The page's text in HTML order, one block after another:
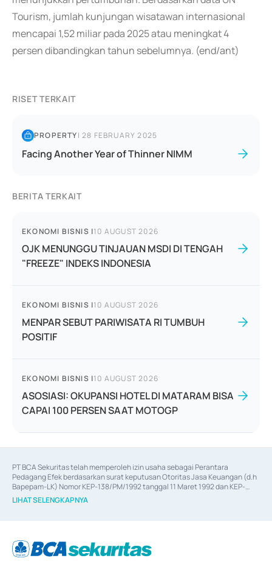
Tourism, jumlah kunjungan wisatawan internasional
mencapai 1,52 miliar pada 2025 atau meningkat 4
persen dibandingkan tahun sebelumnya. (end/ant)
RISET TERKAIT
PROPERTY|28 FEBRUARY 2025
Facing Another Year of Thinner NIMM
BERITA TERKAIT
EKONOMI BISNIS |10 AUGUST 2026
OJK MENUNGGU TINJAUAN MSDI DI TENGAH
"FREEZE" INDEKS INDONESIA
EKONOMI BISNIS |10 AUGUST 2026
MENPAR SEBUT PARIWISATA RI TUMBUH
POSITIF
EKONOMI BISNIS |10 AUGUST 2026
ASOSIASI: OKUPANSI HOTEL DI MATARAM BISA
CAPAI 100 PERSEN SAAT MOTOGP
PT BCA Sekuritas telah memperoleh izin usaha sebagai Perantara
Pedagang Efek berdasarkan surat keputusan Otoritas Jasa Keuangan (d.h
Bapepam-LK) Nomor KEP-138/PM/1992 tanggal 11 Maret 1992 dan KEP-
06/D.04/2014 tanggal 28 Februari 2014, izin usaha sebagai Penjamin Emisi
Efek berdasarkan surat keputusan Otoritas Jasa Keuangan Nomor KEP-
berdasarkan surat keputusan Otoritas Jasa Keuangan Nomor S-
67/PM.21/2017 tanggal 3 Februari 2017, dan beberapa izin usaha lainnya
LIHAT SELENGKAPNYA